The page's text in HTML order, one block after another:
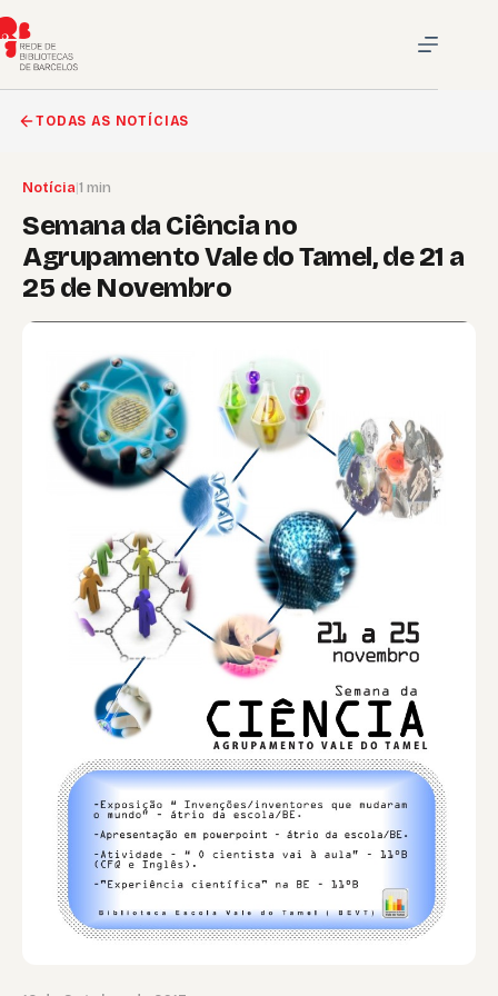
para
o
conteúdo
TODAS AS NOTÍCIAS
Notícia|1 min
Semana da Ciência no
Agrupamento Vale do Tamel, de 21 a
25 de Novembro